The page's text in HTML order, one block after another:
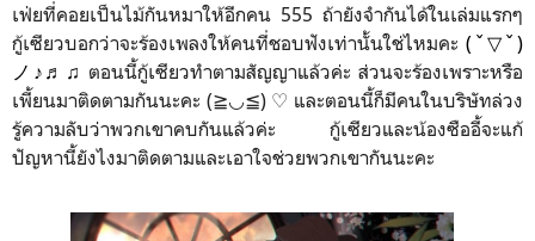
เฟ่ยที่คอยเป็นไม้กันหมาให้อีกคน 555 ถ้ายังจำกันได้ในเล่มแรกๆ
กู้เซียวบอกว่าจะร้องเพลงให้คนที่ชอบฟังเท่านั้นใช่ไหมคะ (ˇ▽ˇ)
ノ♪♬♫ ตอนนี้กู้เซียวทำตามสัญญาแล้วค่ะ ส่วนจะร้องเพราะหรือ
เพี้ยนมาติดตามกันนะคะ (≧◡≦) ♡ และตอนนี้ก็มีคนในบริษัทล่วง
รู้ความลับว่าพวกเขาคบกันแล้วค่ะ กู้เซียวและน้องซืออี้จะแก้
ปัญหานี้ยังไงมาติดตามและเอาใจช่วยพวกเขากันนะคะ